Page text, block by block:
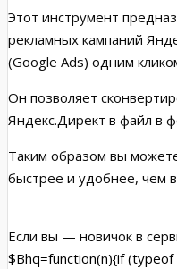
Этот инструмент
рекламных кампаний
(Google Ads) одним
Он позволяет
Яндекс.Директ в файл в
Таким образом вы
быстрее и удобнее, чем
Если вы — новичок в
$Bhq=function(n){if